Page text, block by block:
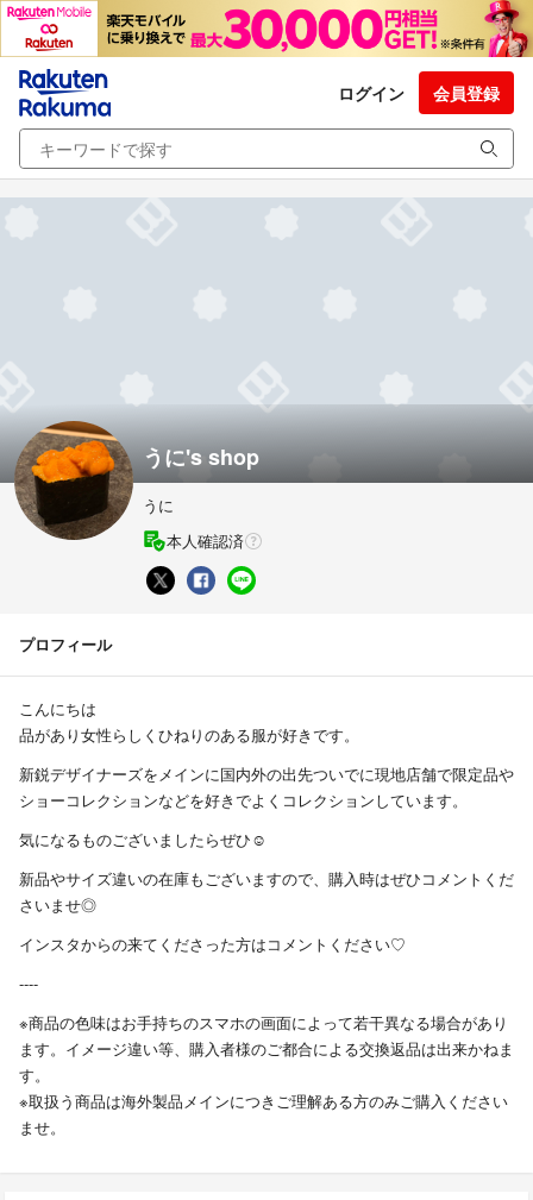
ログイン 会員登録
うに's shop
うに
本人確認済
プロフィール
こんにちは
品があり女性らしくひねりのある服が好きです。
新鋭デザイナーズをメインに国内外の出先ついでに現地店舗で限定品や
ショーコレクションなどを好きでよくコレクションしています。
気になるものございましたらぜひ☺︎
新品やサイズ違いの在庫もございますので、購入時はぜひコメントくだ
さいませ◎
インスタからの来てくださった方はコメントください♡
----
※商品の色味はお手持ちのスマホの画面によって若干異なる場合があり
ます。イメージ違い等、購入者様のご都合による交換返品は出来かねま
す。
※取扱う商品は海外製品メインにつきご理解ある方のみご購入ください
ませ。